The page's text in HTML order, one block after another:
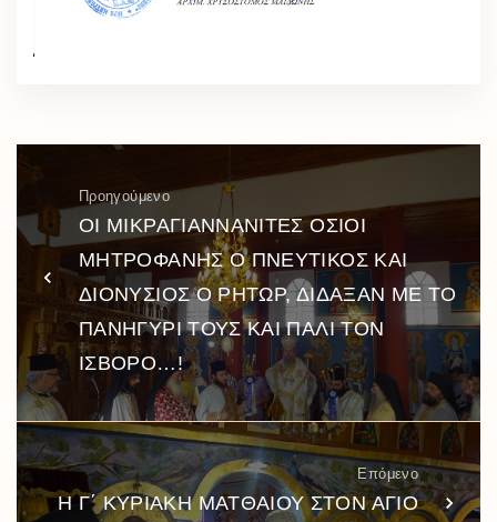
Προηγούμενο
ΟΙ ΜΙΚΡΑΓΙΑΝΝΑΝΙΤΕΣ ΟΣΙΟΙ
ΜΗΤΡΟΦΑΝΗΣ Ο ΠΝΕΥΤΙΚΟΣ ΚΑΙ
ΔΙΟΝΥΣΙΟΣ Ο ΡΗΤΩΡ, ΔΙΔΑΞΑΝ ΜΕ ΤΟ
ΠΑΝΗΓΥΡΙ ΤΟΥΣ ΚΑΙ ΠΑΛΙ ΤΟΝ
ΙΣΒΟΡΟ…!
Επόμενο
Η Γ΄ ΚΥΡΙΑΚΗ ΜΑΤΘΑΙΟΥ ΣΤΟΝ ΑΓΙΟ